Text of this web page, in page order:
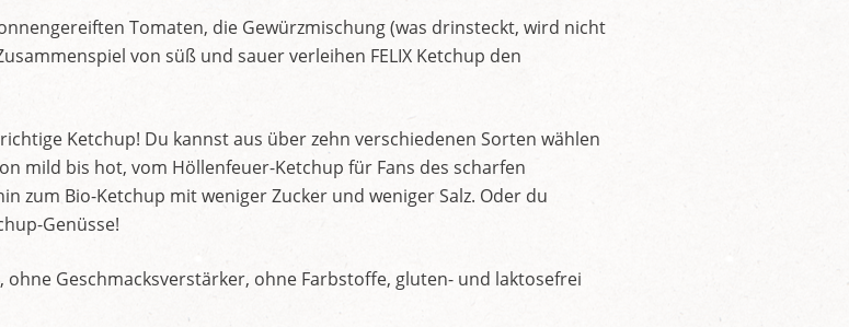
Tomaten, die Gewürzmischung (was drinsteckt, wird nicht
von süß und sauer verleihen FELIX Ketchup den
Ketchup! Du kannst aus über zehn verschiedenen Sorten wählen
mild bis hot, vom Höllenfeuer-Ketchup für Fans des scharfen
zum Bio-Ketchup mit weniger Zucker und weniger Salz. Oder du
Genüsse!
ohne Geschmacksverstärker, ohne Farbstoffe, gluten- und laktosefrei